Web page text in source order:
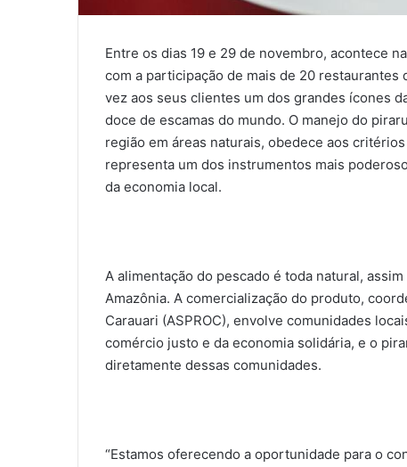
Entre os dias 19 e 29 de novembro, acontece
com a participação de mais de 20
vez aos seus clientes um dos grandes ícones
doce de escamas do mundo. O manejo do
região em áreas naturais, obedece aos
representa um dos instrumentos mais
da economia local.
A alimentação do pescado é toda natural,
Amazônia. A comercialização do produto,
Carauari (ASPROC), envolve comunidades
comércio justo e da economia solidária, e o
diretamente dessas comunidades.
“Estamos oferecendo a oportunidade para o